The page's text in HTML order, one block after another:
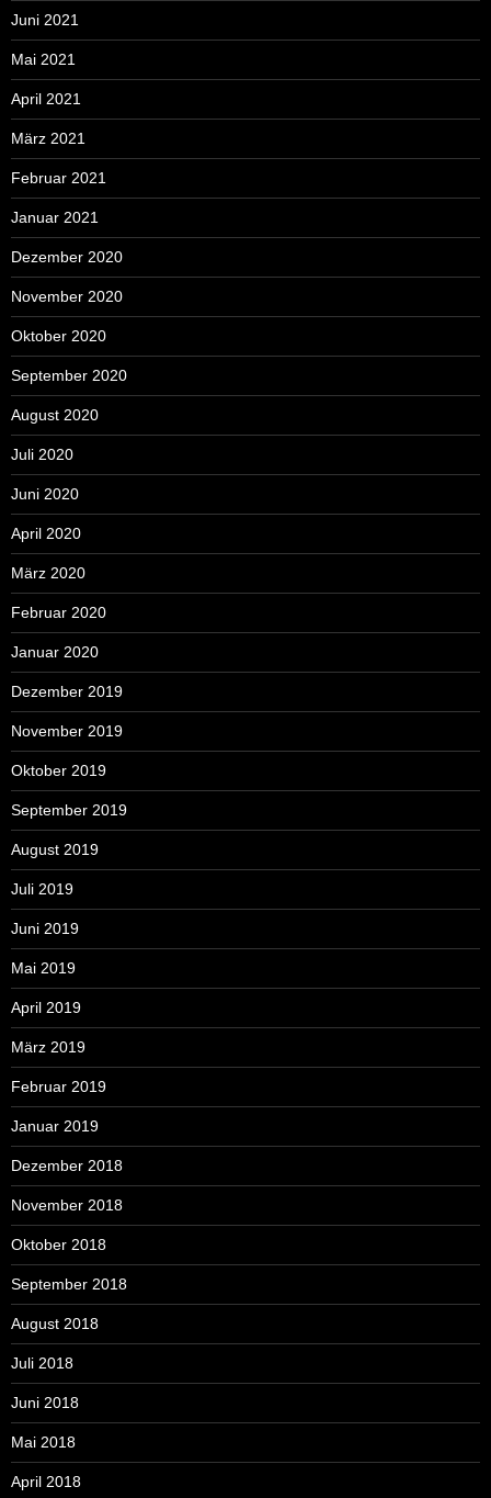
Juni 2021
Mai 2021
April 2021
März 2021
Februar 2021
Januar 2021
Dezember 2020
November 2020
Oktober 2020
September 2020
August 2020
Juli 2020
Juni 2020
April 2020
März 2020
Februar 2020
Januar 2020
Dezember 2019
November 2019
Oktober 2019
September 2019
August 2019
Juli 2019
Juni 2019
Mai 2019
April 2019
März 2019
Februar 2019
Januar 2019
Dezember 2018
November 2018
Oktober 2018
September 2018
August 2018
Juli 2018
Juni 2018
Mai 2018
April 2018